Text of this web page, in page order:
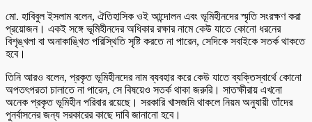
মো. হাবিবুল ইসলাম বলেন, ঐতিহাসিক ওই আন্দোলন এবং ভূমিহীনদের স্মৃতি সংরক্ষণ করা
প্রয়োজন। একই সঙ্গে ভূমিহীনদের অধিকার রক্ষার নামে কেউ যাতে কোনো ধরনের
বিশৃঙ্খলা বা অনাকাঙ্খিত পরিস্থিতি সৃষ্টি করতে না পারেন, সেদিকে সবাইকে সতর্ক থাকতে
হবে।
তিনি আরও বলেন, প্রকৃত ভূমিহীনদের নাম ব্যবহার করে কেউ যাতে ব্যক্তিস্বার্থে কোনো
অপতৎপরতা চালাতে না পারেন, সে বিষয়েও সতর্ক থাকা জরুরি। সাতক্ষীরায় এখনো
অনেক প্রকৃত ভূমিহীন পরিবার রয়েছে। সরকারি খাসজমি থাকলে নিয়ম অনুযায়ী তাঁদের
পুনর্বাসনের জন্য সরকারের কাছে দাবি জানানো হবে।